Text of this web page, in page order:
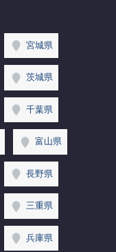
宮城県
茨城県
千葉県
富山県
長野県
三重県
兵庫県